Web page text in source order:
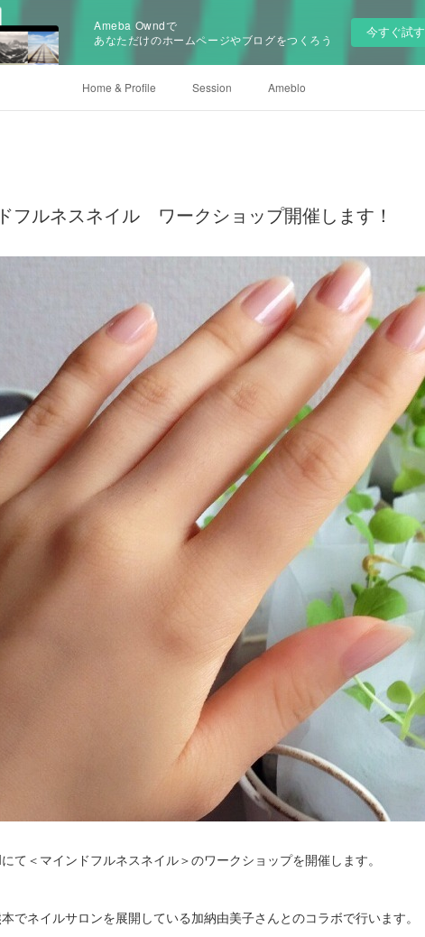
Ameba Owndで
あなただけのホームページやブログをつくろう
今すぐ試す
Home & Profile Session Ameblo
フルネスネイル ワークショップ開催します！
＜マインドフルネスネイル＞のワークショップを開催します。
でネイルサロンを展開している加納由美子さんとのコラボで行います。